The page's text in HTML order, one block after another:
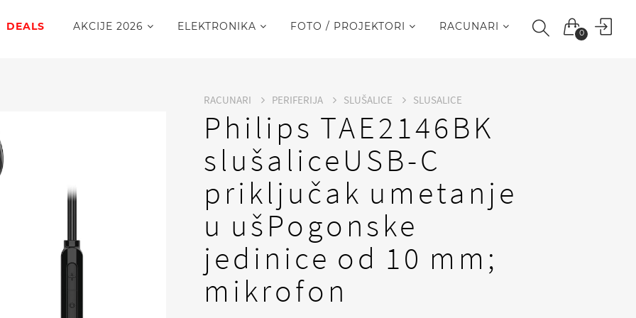
0
DEALS AKCIJE 2026 ELEKTRONIKA FOTO / PROJEKTORI RACUNARI
RACUNARI PERIFERIJA SLUŠALICE SLUSALICE
Philips TAE2146BK
slušaliceUSB-C
priključak umetanje
u ušPogonske
jedinice od 10 mm;
mikrofon